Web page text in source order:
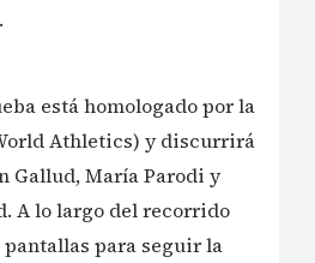
está homologado por la
Athletics) y discurrirá
Gallud, María Parodi y
A lo largo del recorrido
para seguir la